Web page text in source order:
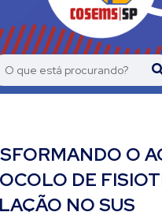
O
DE
NO SUS